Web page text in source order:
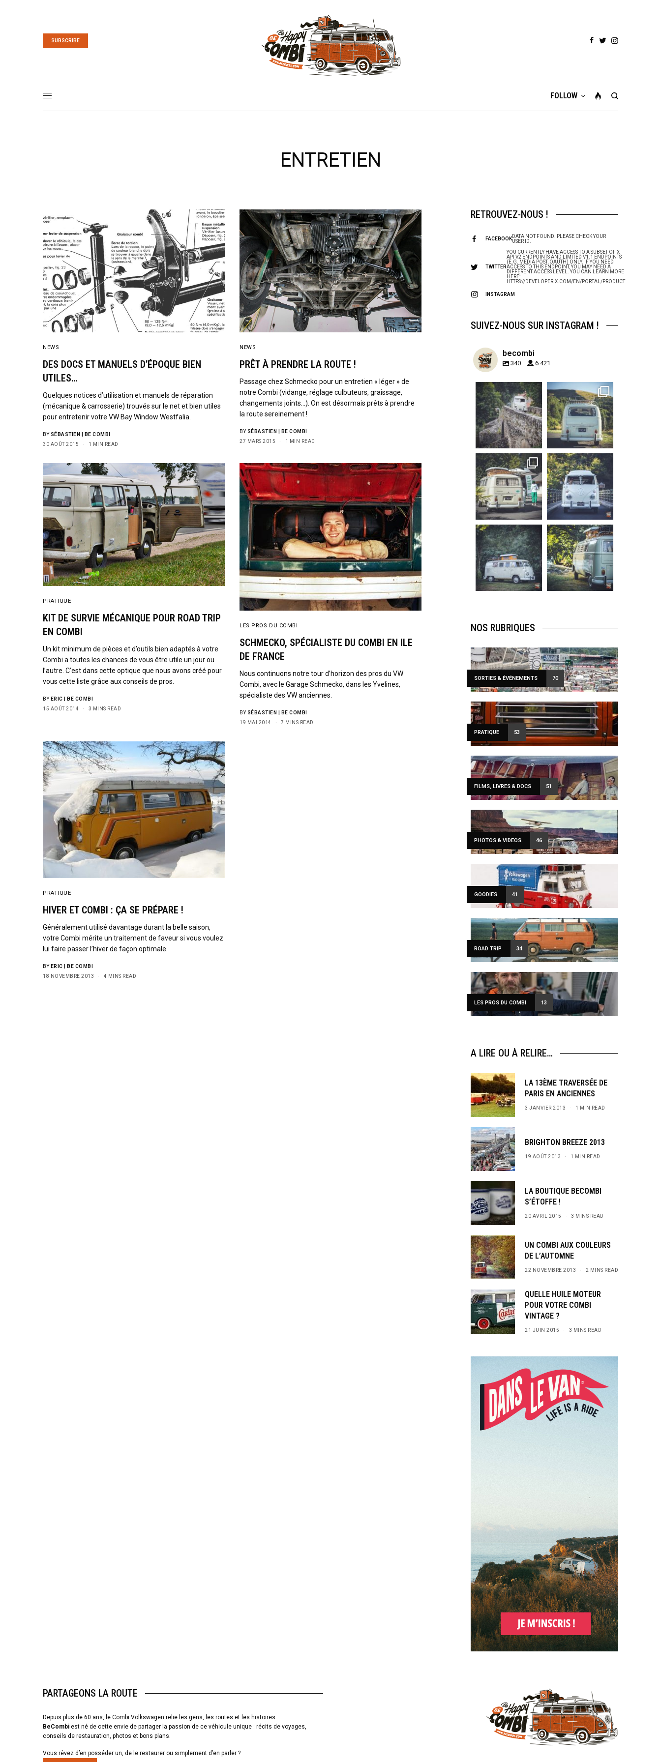
SUBSCRIBE
FOLLOW
ENTRETIEN
NEWS
DES DOCS ET MANUELS D’ÉPOQUE BIEN
UTILES…
Quelques notices d’utilisation et manuels de réparation
(mécanique & carrosserie) trouvés sur le net et bien utiles
pour entretenir votre VW Bay Window Westfalia.
BY SÉBASTIEN | BE COMBI
30 AOÛT 2015
1 MIN READ
NEWS
PRÊT À PRENDRE LA ROUTE !
Passage chez Schmecko pour un entretien « léger » de
notre Combi (vidange, réglage culbuteurs, graissage,
changements joints…). On est désormais prêts à prendre
la route sereinement !
BY SÉBASTIEN | BE COMBI
27 MARS 2015
1 MIN READ
PRATIQUE
KIT DE SURVIE MÉCANIQUE POUR ROAD TRIP
EN COMBI
Un kit minimum de pièces et d’outils bien adaptés à votre
Combi a toutes les chances de vous être utile un jour ou
l’autre. C’est dans cette optique que nous avons créé pour
vous cette liste grâce aux conseils de pros.
BY ERIC | BE COMBI
15 AOÛT 2014
3 MINS READ
LES PROS DU COMBI
SCHMECKO, SPÉCIALISTE DU COMBI EN ILE
DE FRANCE
Nous continuons notre tour d’horizon des pros du VW
Combi, avec le Garage Schmecko, dans les Yvelines,
spécialiste des VW anciennes.
BY SÉBASTIEN | BE COMBI
19 MAI 2014
7 MINS READ
PRATIQUE
HIVER ET COMBI : ÇA SE PRÉPARE !
Généralement utilisé davantage durant la belle saison,
votre Combi mérite un traitement de faveur si vous voulez
lui faire passer l’hiver de façon optimale.
BY ERIC | BE COMBI
18 NOVEMBRE 2013
4 MINS READ
RETROUVEZ-NOUS !
FACEBOOKDATA NOT FOUND. PLEASE CHECK YOUR
USER ID.
TWITTER
YOU CURRENTLY HAVE ACCESS TO A SUBSET OF X
API V2 ENDPOINTS AND LIMITED V1.1 ENDPOINTS
(E.G. MEDIA POST, OAUTH) ONLY. IF YOU NEED
ACCESS TO THIS ENDPOINT, YOU MAY NEED A
DIFFERENT ACCESS LEVEL. YOU CAN LEARN MORE
HERE:
HTTPS://DEVELOPER.X.COM/EN/PORTAL/PRODUCT
INSTAGRAM
SUIVEZ-NOUS SUR INSTAGRAM !
becombi
340 6 421
becombi
Sep 15
219
3
becombi
Sep 12
216
3
becombi
Sep 10
220
4
becombi
Août 10
177
becombi
Août 10
120
0
becombi
Août 10
108
0
NOS RUBRIQUES
SORTIES & ÉVÉNEMENTS 70
PRATIQUE 53
FILMS, LIVRES & DOCS 51
PHOTOS & VIDEOS 46
GOODIES 41
ROAD TRIP 34
LES PROS DU COMBI 13
A LIRE OU À RELIRE…
LA 13ÈME TRAVERSÉE DE
PARIS EN ANCIENNES
3 JANVIER 2013 1 MIN READ
BRIGHTON BREEZE 2013
19 AOÛT 2013 1 MIN READ
LA BOUTIQUE BECOMBI
S’ÉTOFFE !
20 AVRIL 2015 3 MINS READ
UN COMBI AUX COULEURS
DE L’AUTOMNE
22 NOVEMBRE 2013 2 MINS READ
QUELLE HUILE MOTEUR
POUR VOTRE COMBI
VINTAGE ?
21 JUIN 2015 3 MINS READ
PARTAGEONS LA ROUTE
Depuis plus de 60 ans, le Combi Volkswagen relie les gens, les routes et les histoires.
BeCombi est né de cette envie de partager la passion de ce véhicule unique : récits de voyages,
conseils de restauration, photos et bons plans.
Vous rêvez d’en posséder un, de le restaurer ou simplement d’en parler ?